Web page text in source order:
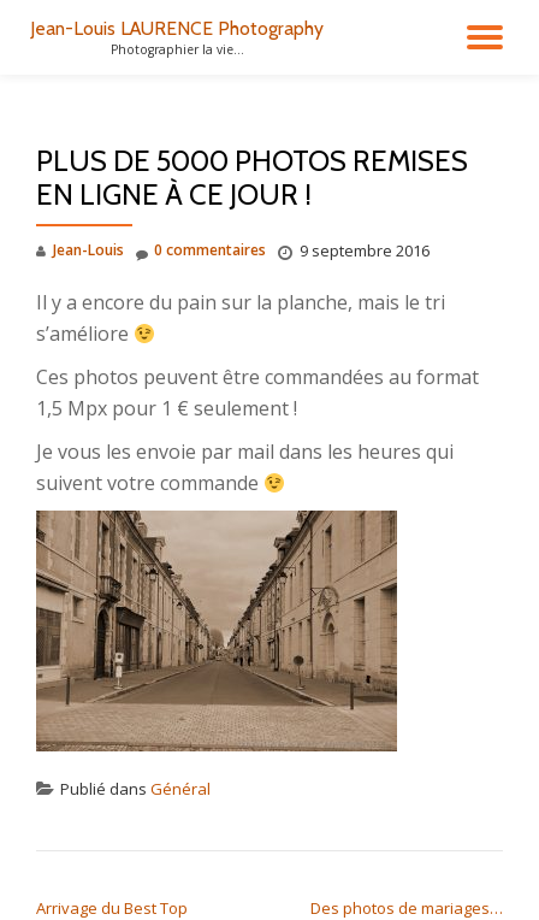
Jean-Louis LAURENCE Photography
Photographier la vie...
PLUS DE 5000 PHOTOS REMISES
EN LIGNE À CE JOUR !
Jean-Louis 9 septembre 2016
0 commentaires
Il y a encore du pain sur la planche, mais le tri
s’améliore
Ces photos peuvent être commandées au format
1,5 Mpx pour 1 € seulement !
Je vous les envoie par mail dans les heures qui
suivent votre commande
Publié dans Général
Arrivage du Best Top
Des photos de mariages…